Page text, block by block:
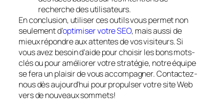
recherche des utilisateurs.
En conclusion, utiliser ces outils vous permet non
seulement d’optimiser votre SEO, mais aussi de
mieux répondre aux attentes de vos visiteurs. Si
vous avez besoin d’aide pour choisir les bons mots-
clés ou pour améliorer votre stratégie, notre équipe
se fera un plaisir de vous accompagner. Contactez-
nous dès aujourd’hui pour propulser votre site Web
vers de nouveaux sommets!